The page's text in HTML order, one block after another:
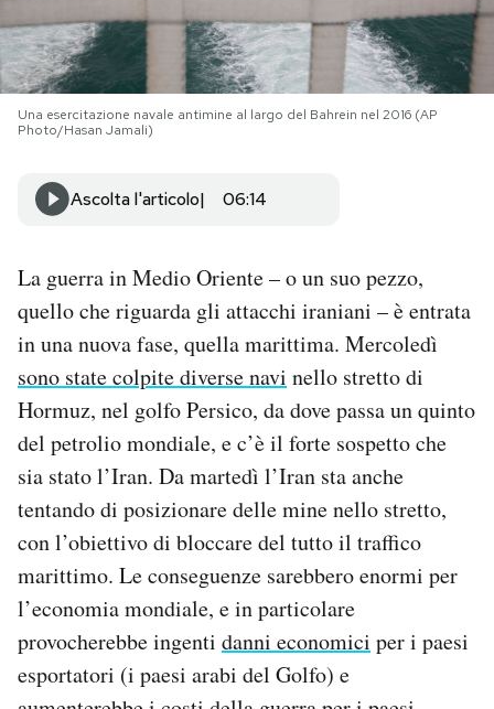
I MIEI PREFERITI
SHOP
CALENDARIO
AREA PERSONALE
Area Personale
Newsletter
Notifiche mobile
Regala il Post
Hai bisogno di aiuto?
Esci
Una esercitazione navale antimine al largo del Bahrein nel 2016 (AP
Photo/Hasan Jamali)
Ascolta l'articolo 06:14
La guerra in Medio Oriente – o un suo pezzo,
quello che riguarda gli attacchi iraniani – è entrata
in una nuova fase, quella marittima. Mercoledì
sono state colpite diverse navi nello stretto di
Hormuz, nel golfo Persico, da dove passa un quinto
del petrolio mondiale, e c’è il forte sospetto che
sia stato l’Iran. Da martedì l’Iran sta anche
tentando di posizionare delle mine nello stretto,
con l’obiettivo di bloccare del tutto il traffico
marittimo. Le conseguenze sarebbero enormi per
l’economia mondiale, e in particolare
provocherebbe ingenti danni economici per i paesi
esportatori (i paesi arabi del Golfo) e